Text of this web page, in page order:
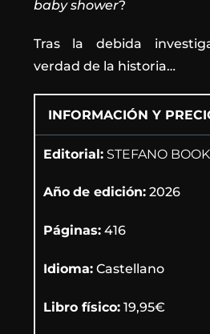
baby shower?
Tras la debida
verdad de la historia…
INFORMACIÓN Y
Editorial:STEFANO
Año de edición:2026
Páginas:416
Idioma:Castellano
Libro físico:19,95€